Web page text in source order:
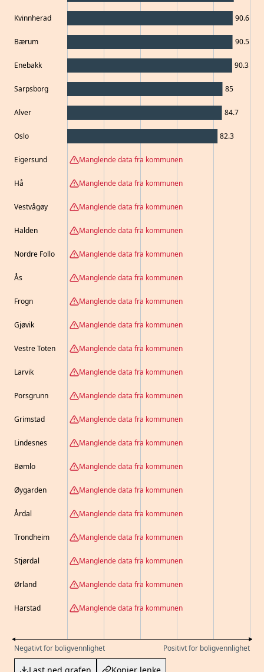
Negativt for boligvennlighet Positivt for boligvennlighet
Kvinnherad
Bærum
Enebakk
Sarpsborg
Alver
Oslo
Eigersund
Hå
Vestvågøy
Halden
Nordre Follo
Ås
Frogn
Gjøvik
Vestre Toten
Larvik
Porsgrunn
Grimstad
Lindesnes
Bømlo
Øygarden
Årdal
Trondheim
Stjørdal
Ørland
Harstad
90.6
90.5
90.3
85
84.7
82.3
Manglende data fra kommunen
Manglende data fra kommunen
Manglende data fra kommunen
Manglende data fra kommunen
Manglende data fra kommunen
Manglende data fra kommunen
Manglende data fra kommunen
Manglende data fra kommunen
Manglende data fra kommunen
Manglende data fra kommunen
Manglende data fra kommunen
Manglende data fra kommunen
Manglende data fra kommunen
Manglende data fra kommunen
Manglende data fra kommunen
Manglende data fra kommunen
Manglende data fra kommunen
Manglende data fra kommunen
Manglende data fra kommunen
Manglende data fra kommunen